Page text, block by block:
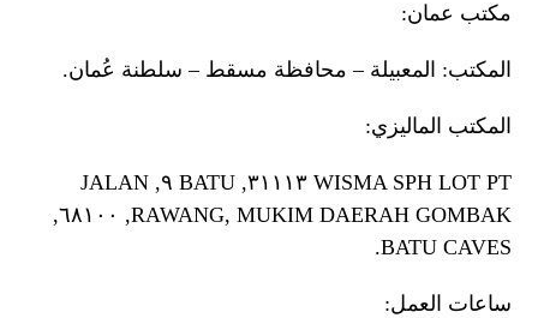
مكتب عمان:
المكتب: المعبيلة – محافظة مسقط – سلطنة عُمان.
المكتب الماليزي:
WISMA SPH LOT PT ٣١١١٣, BATU ٩, JALAN
RAWANG, MUKIM DAERAH GOMBAK, ٦٨١٠٠,
BATU CAVES.
ساعات العمل: